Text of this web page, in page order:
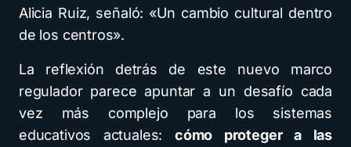
Alicia Ruiz, señaló: «Un cambio cultural dentro
de los centros».
La reflexión detrás de este nuevo marco
regulador parece apuntar a un desafío cada
vez más complejo para los sistemas
educativos actuales: cómo proteger a las